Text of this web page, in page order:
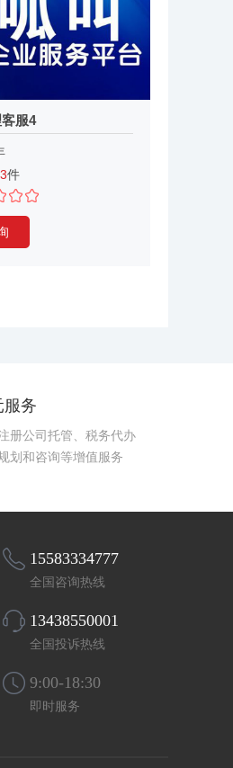
服4
件
服务
册公司托管、税务代办
划和咨询等增值服务
15583334777
全国咨询热线
13438550001
全国投诉热线
9:00-18:30
即时服务